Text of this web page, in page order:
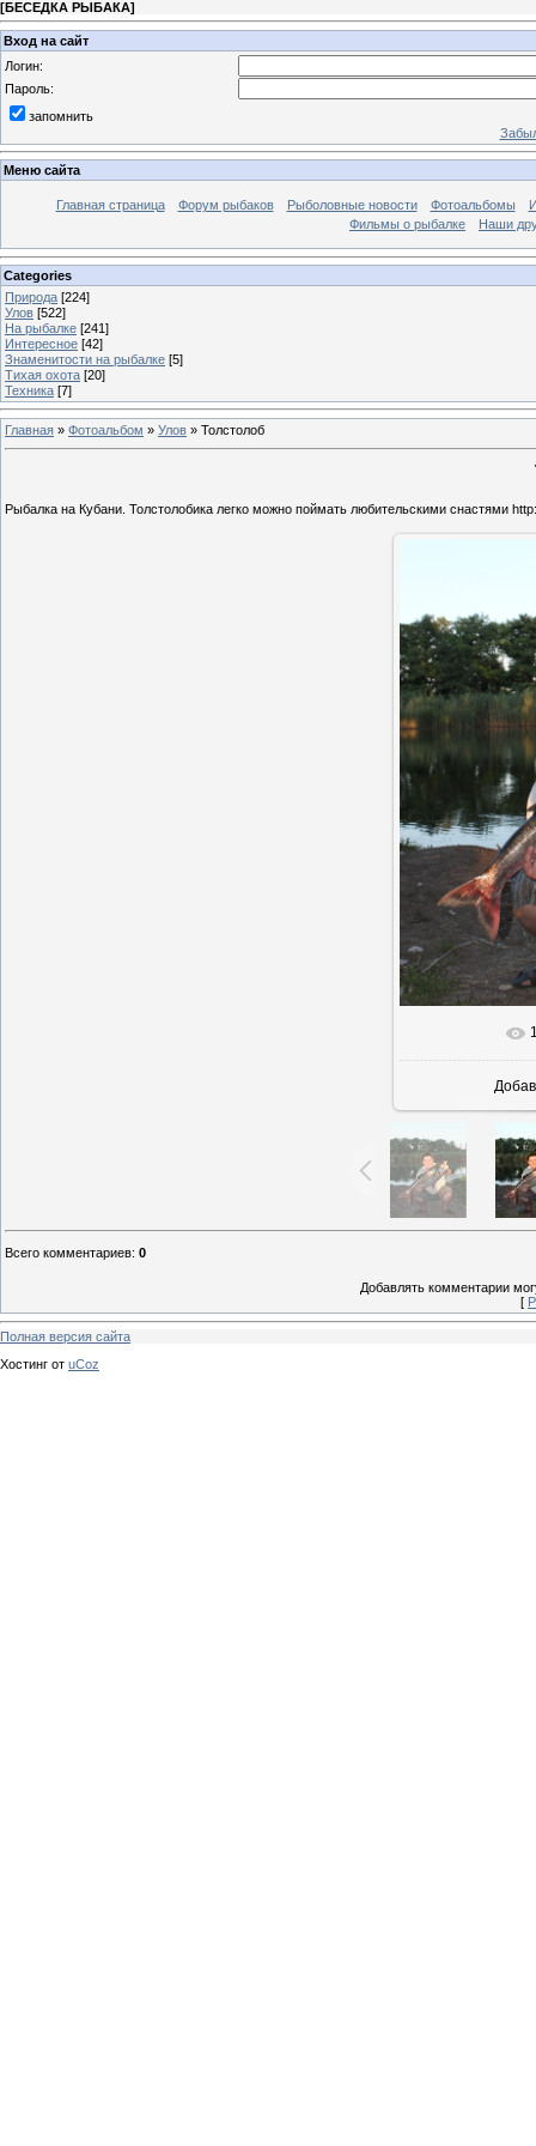
[БЕСЕДКА РЫБАКА]
Вход на сайт
Логин:
Пароль:
запомнить
Меню сайта
Главная страница Форум рыбаков Рыболовные новости Фотоальбомы
Фильмы о рыбалке
Наши
Categories
Природа [224]
Улов [522]
На рыбалке [241]
Интересное [42]
Знаменитости на рыбалке [5]
Тихая охота [20]
Техника [7]
Главная » Фотоальбом » Улов » Толстолоб
Рыбалка на Кубани. Толстолобика легко можно поймать любительскими снастями
Всего комментариев: 0
Добавлять комментарии
[
Полная версия сайта
Хостинг от uCoz